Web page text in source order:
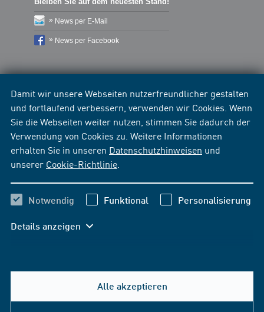
Damit wir unsere Webseiten nutzerfreundlicher gestalten
und fortlaufend verbessern, verwenden wir Cookies. Wenn
Sie die Webseiten weiter nutzen, stimmen Sie dadurch der
Verwendung von Cookies zu. Weitere Informationen
erhalten Sie in unseren Datenschutzhinweisen und
unserer Cookie-Richtlinie
Notwendig Funktional Personalisierung
Details anzeigen
Alle akzeptieren
News per E-Mail
News per Facebook
Hilfe & Kontakt